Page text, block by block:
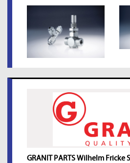
GRANIT PARTS Wilhelm Fricke